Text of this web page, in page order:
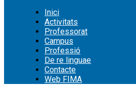
Inici
Activitats
Professorat
Campus
Professió
De re linguae
Contacte
Web FIMA